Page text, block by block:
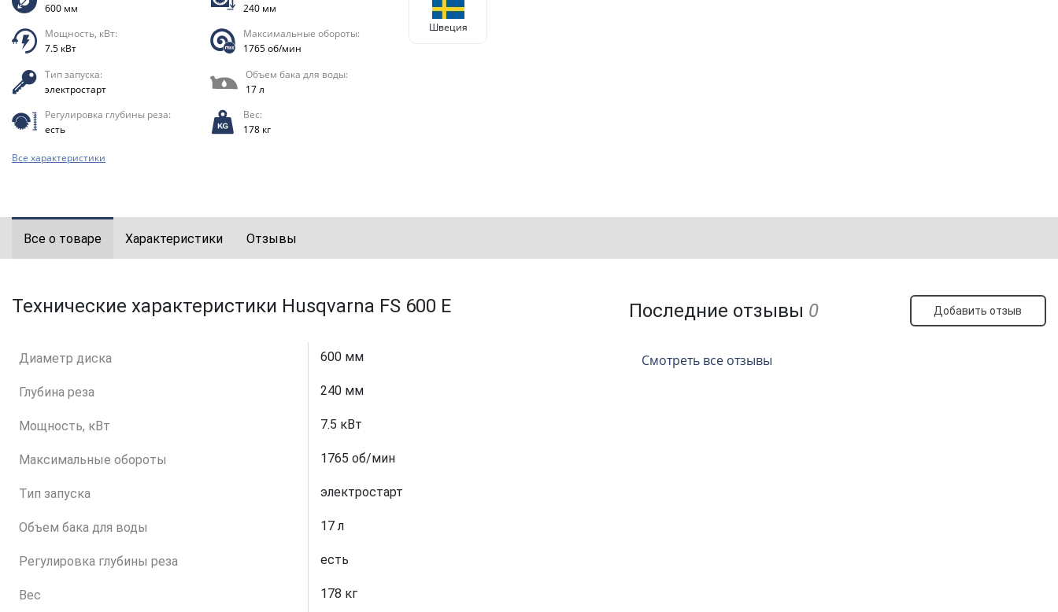
Швеция
600 мм
240 мм
Мощность, кВт:
7.5 кВт
Максимальные обороты:
1765 об/мин
Тип запуска:
электростарт
Объем бака для воды:
17 л
Регулировка глубины реза:
есть
Вес:
178 кг
Все характеристики
Все о товаре Характеристики Отзывы
Технические характеристики Husqvarna FS 600 E
Диаметр диска 600 мм
Глубина реза 240 мм
Мощность, кВт 7.5 кВт
Максимальные обороты 1765 об/мин
Тип запуска электростарт
Объем бака для воды 17 л
Регулировка глубины реза есть
Вес 178 кг
Последние отзывы 0 Добавить отзыв
Смотреть все отзывы